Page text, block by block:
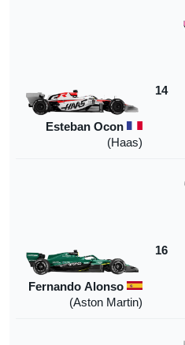
14
Esteban Ocon
(Haas)
16
Fernando Alonso
(Aston Martin)